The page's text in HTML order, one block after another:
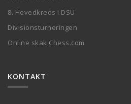
8. Hovedkreds i DSU
Divisionsturneringen
Online skak Chess.com
KONTAKT